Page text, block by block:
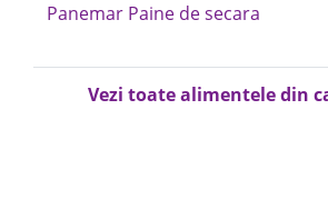
Panemar Paine de secara
Vezi toate alimentele din